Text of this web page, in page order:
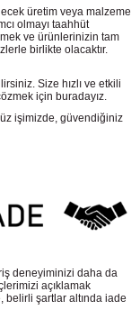
üretim veya malzeme
olmayı taahhüt
ve ürünlerinizin tam
birlikte olacaktır.
Size hızlı ve etkili
için buradayız.
işimizde, güvendiğiniz
deneyiminizi daha da
açıklamak
şartlar altında iade